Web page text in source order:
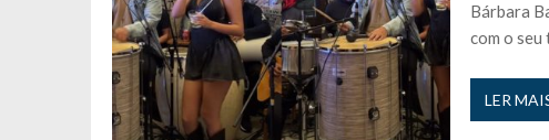
Bárbara
com o
LER